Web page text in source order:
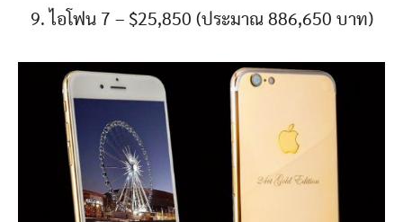
9. ไอโฟน 7 – $25,850 (ประมาณ 886,650 บาท)